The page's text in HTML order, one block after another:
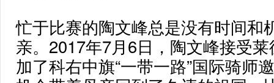
忙于比赛的陶文峰总是没有时间和
亲。2017年7月6日，陶文峰接受
加了科右中旗“一带一路”国际骑师